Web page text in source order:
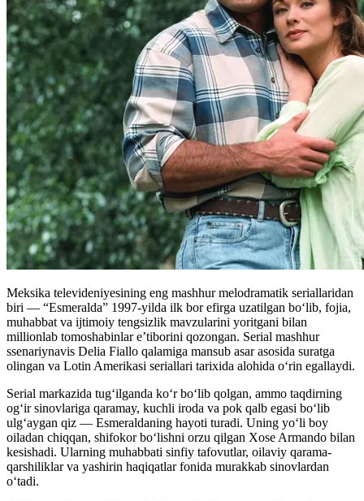
Meksika televideniyesining eng mashhur melodramatik seriallaridan
biri — “Esmeralda” 1997-yilda ilk bor efirga uzatilgan bo‘lib, fojia,
muhabbat va ijtimoiy tengsizlik mavzularini yoritgani bilan
millionlab tomoshabinlar e’tiborini qozongan. Serial mashhur
ssenariynavis Delia Fiallo qalamiga mansub asar asosida suratga
olingan va Lotin Amerikasi seriallari tarixida alohida o‘rin egallaydi.
Serial markazida tug‘ilganda ko‘r bo‘lib qolgan, ammo taqdirning
og‘ir sinovlariga qaramay, kuchli iroda va pok qalb egasi bo‘lib
ulg‘aygan qiz — Esmeraldaning hayoti turadi. Uning yo‘li boy
oiladan chiqqan, shifokor bo‘lishni orzu qilgan Xose Armando bilan
kesishadi. Ularning muhabbati sinfiy tafovutlar, oilaviy qarama-
qarshiliklar va yashirin haqiqatlar fonida murakkab sinovlardan
o‘tadi.